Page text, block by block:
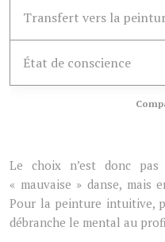
Transfert vers la
État de conscience
Le choix n’est donc
« mauvaise » danse, mais
Pour la peinture intuitive,
débranche le mental au